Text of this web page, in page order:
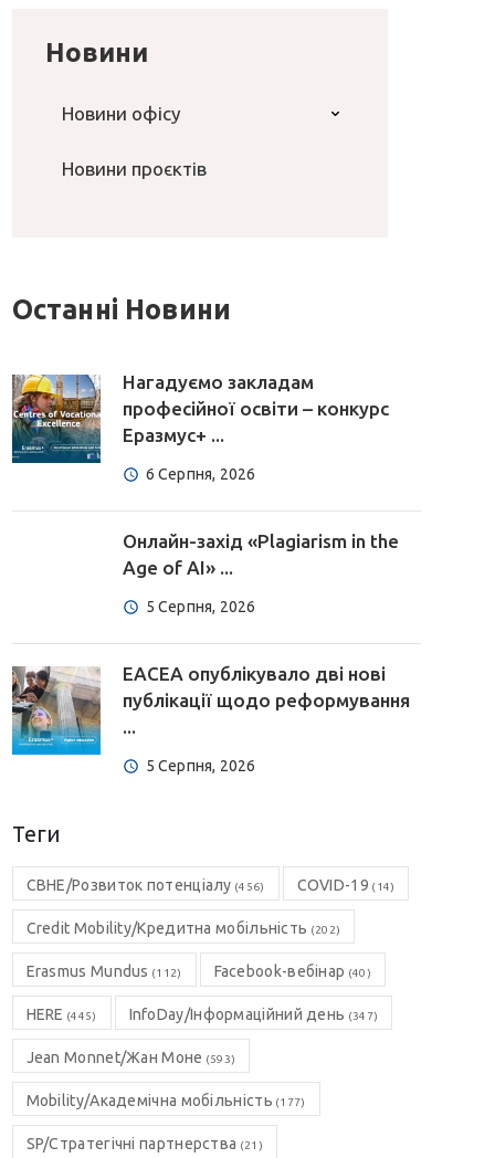
Новини
Новини офісу
Новини проєктів
Останні Новини
Нагадуємо закладам
професійної освіти – конкурс
Еразмус+ ...
6 Серпня, 2026
Онлайн-захід «Plagiarism in the
Age of AI» ...
5 Серпня, 2026
EACEA опублікувало дві нові
публікації щодо реформування
...
5 Серпня, 2026
Теги
CBHE/Розвиток потенціалу (456) COVID-19 (14)
Credit Mobility/Кредитна мобільність (202)
Erasmus Mundus (112) Facebook-вебінар (40)
HERE (445) InfoDay/Інформаційний день (347)
Jean Monnet/Жан Моне (593)
Mobility/Академічна мобільність (177)
SP/Стратегічні партнерства (21)